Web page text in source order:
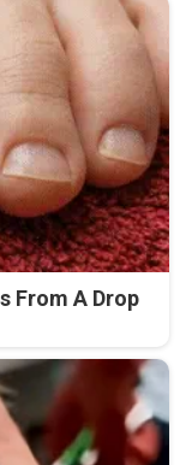
From A Drop